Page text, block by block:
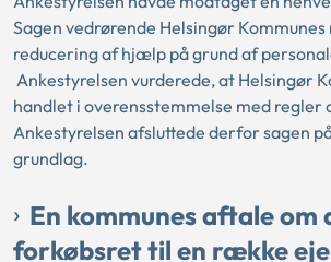
Sagen vedrørende Helsingør
reducering af hjælp på grund af
Ankestyrelsen vurderede, at Helsingør
handlet i overensstemmelse med regler
Ankestyrelsen afsluttede derfor sagen
grundlag.
En kommunes aftale
forkøbsret til en række